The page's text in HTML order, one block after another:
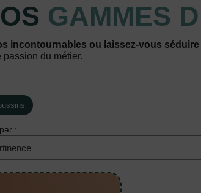
GAMMES
incontournables ou laissez-vous
du métier.
: